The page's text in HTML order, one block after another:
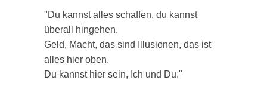
"Du kannst alles schaffen, du kannst
überall hingehen.
Geld, Macht, das sind Illusionen, das ist
alles hier oben.
Du kannst hier sein, Ich und Du."